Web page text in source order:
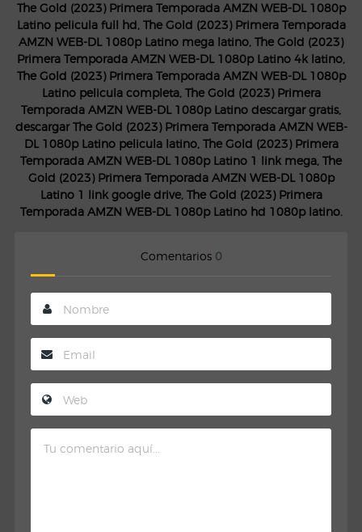
The Gold (2023) Primera Temporada AMZN WEB-DL 1080p
Latino pelicula full hd, The Gold (2023) Primera Temporada
AMZN WEB-DL 1080p Latino mega latino, The Gold (2023)
Primera Temporada AMZN WEB-DL 1080p Latino 4k latino,
The Gold (2023) Primera Temporada AMZN WEB-DL 1080p
Latino pelicula completa, The Gold (2023) Primera
Temporada AMZN WEB-DL 1080p Latino descargar gratis,
descargar The Gold (2023) Primera Temporada AMZN WEB-
DL 1080p Latino pelicula latino, The Gold (2023) Primera
Temporada AMZN WEB-DL 1080p Latino 1 link mega, The
Gold (2023) Primera Temporada AMZN WEB-DL 1080p
Latino 1 link google drive, The Gold (2023) Primera
Temporada AMZN WEB-DL 1080p Latino hd 1080p latino.
Comentarios 0